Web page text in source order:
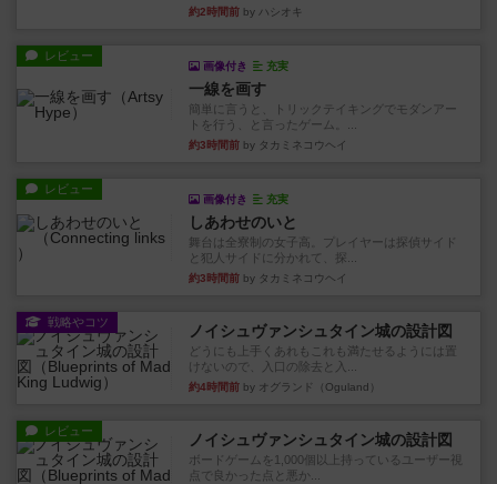
約2時間前 by ハシオキ
レビュー
画像付き 充実
一線を画す
簡単に言うと、トリックテイキングでモダンアー
トを行う、と言ったゲーム。...
約3時間前 by タカミネコウヘイ
レビュー
画像付き 充実
しあわせのいと
舞台は全寮制の女子高。プレイヤーは探偵サイド
と犯人サイドに分かれて、探...
約3時間前 by タカミネコウヘイ
戦略やコツ ノイシュヴァンシュタイン城の設計図
どうにも上手くあれもこれも満たせるようには置
けないので、入口の除去と入...
約4時間前 by オグランド（Oguland）
レビュー ノイシュヴァンシュタイン城の設計図
ボードゲームを1,000個以上持っているユーザー視
点で良かった点と悪か...